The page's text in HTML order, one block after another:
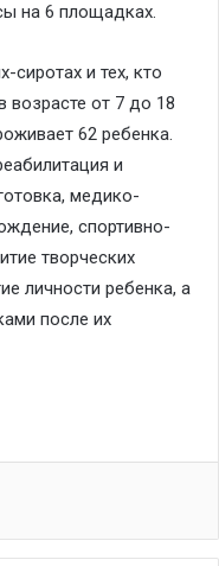
на 6 площадках.
сиротах и тех, кто
возрасте от 7 до 18
62 ребенка.
и
медико-
спортивно-
творческих
личности ребенка, а
после их